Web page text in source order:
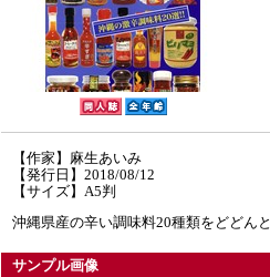
【作家】麻生あいみ
【発行日】2018/08/12
【サイズ】A5判
沖縄県産の辛い調味料20種類をどどん
サンプル画像